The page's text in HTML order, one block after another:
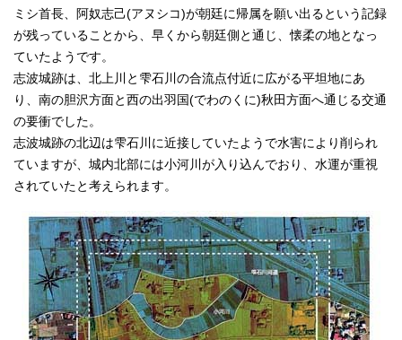
ミシ首長、阿奴志己(アヌシコ)が朝廷に帰属を願い出るという記録
が残っていることから、早くから朝廷側と通じ、懐柔の地となっ
ていたようです。
志波城跡は、北上川と雫石川の合流点付近に広がる平坦地にあ
り、南の胆沢方面と西の出羽国(でわのくに)秋田方面へ通じる交通
の要衝でした。
志波城跡の北辺は雫石川に近接していたようで水害により削られ
ていますが、城内北部には小河川が入り込んでおり、水運が重視
されていたと考えられます。